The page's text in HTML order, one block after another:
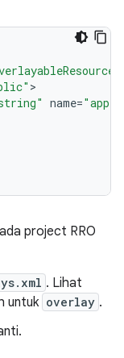
name=
project RRO
. Lihat
untuk overlay .